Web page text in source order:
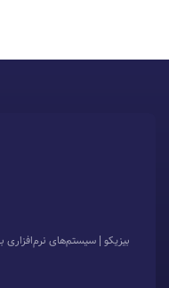
بیزیکو | سیستم‌های نرم‌افزاری